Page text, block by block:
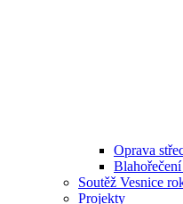
Oprava
Soutěž Vesnice
Projekty